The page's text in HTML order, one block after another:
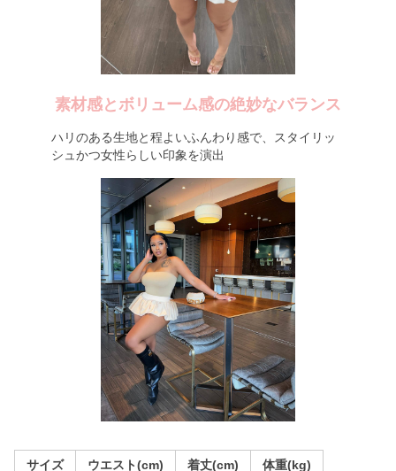
素材感とボリューム感の絶妙なバランス
ハリのある生地と程よいふんわり感で、スタイリッ
シュかつ女性らしい印象を演出
サイズ ウエスト(cm) 着丈(cm) 体重(kg)